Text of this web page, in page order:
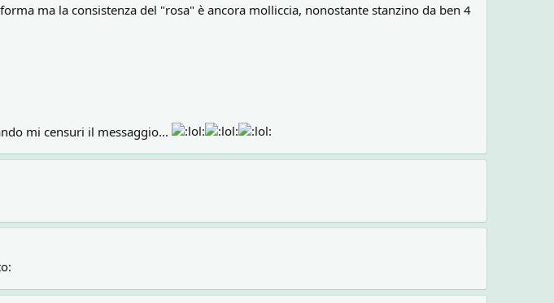
ma la consistenza del "rosa" è ancora molliccia, nonostante stanzino da ben 4
mi censuri il messaggio...